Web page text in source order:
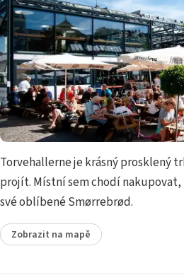
Torvehallerne je krásný prosklený
projít. Místní sem chodí
své oblíbené Smørrebrød.
Zobrazit na mapě